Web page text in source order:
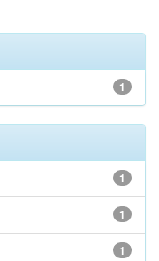
1
1
1
1